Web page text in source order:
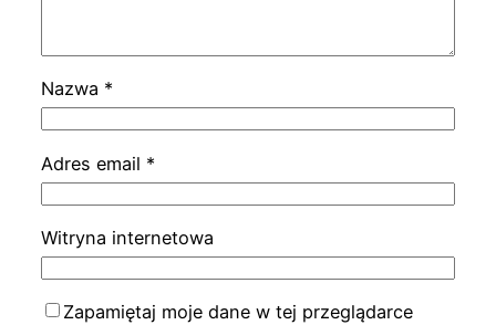
Nazwa *
Adres email *
Witryna internetowa
Zapamiętaj moje dane w tej przeglądarce